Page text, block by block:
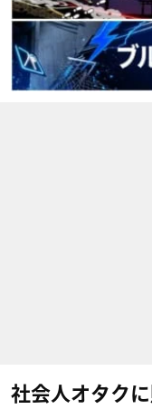
社会人オタク